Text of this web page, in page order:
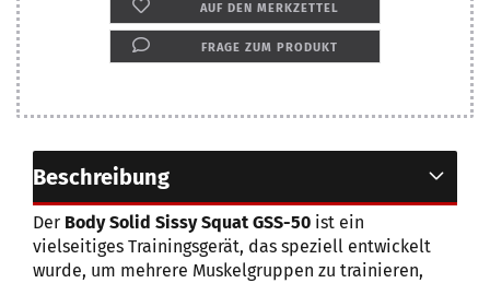
AUF DEN MERKZETTEL
FRAGE ZUM PRODUKT
Beschreibung
Der Body Solid Sissy Squat GSS-50 ist ein
vielseitiges Trainingsgerät, das speziell entwickelt
wurde, um mehrere Muskelgruppen zu trainieren,